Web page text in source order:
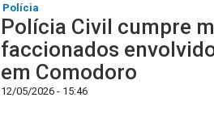
Polícia
Polícia Civil cumpre
faccionados
em Comodoro
12/05/2026 - 15:46